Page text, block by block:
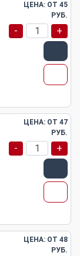
ЦЕНА: ОТ 45
РУБ.
- +
ЦЕНА: ОТ 47
РУБ.
- +
ЦЕНА: ОТ 48
РУБ.